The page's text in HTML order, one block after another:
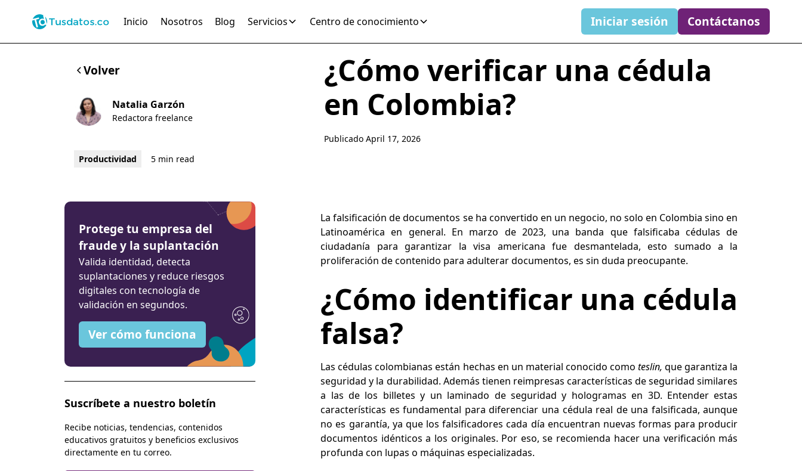
Inicio Nosotros Blog Servicios Centro de conocimiento Iniciar sesión Contáctanos
Volver
Natalia Garzón
Redactora freelance
Productividad 5 min read
¿Cómo verificar una cédula
en Colombia?
Publicado April 17, 2026
Protege tu empresa del
fraude y la suplantación
Valida identidad, detecta
suplantaciones y reduce riesgos
digitales con tecnología de
validación en segundos.
Ver cómo funciona
Suscríbete a nuestro boletín
Recibe noticias, tendencias, contenidos
educativos gratuitos y beneficios exclusivos
directamente en tu correo.
La falsificación de documentos se ha convertido en un negocio, no solo en Colombia sino en
Latinoamérica en general. En marzo de 2023, una banda que falsificaba cédulas de
ciudadanía para garantizar la visa americana fue desmantelada, esto sumado a la
proliferación de contenido para adulterar documentos, es sin duda preocupante.
¿Cómo identificar una cédula
falsa?
Las cédulas colombianas están hechas en un material conocido comoteslin, que garantiza la
seguridad y la durabilidad. Además tienen reimpresas características de seguridad similares
a las de los billetes y un laminado de seguridad y hologramas en 3D. Entender estas
características es fundamental para diferenciar una cédula real de una falsificada, aunque
no es garantía, ya que los falsificadores cada día encuentran nuevas formas para producir
documentos idénticos a los originales. Por eso, se recomienda hacer una verificación más
profunda con lupas o máquinas especializadas.